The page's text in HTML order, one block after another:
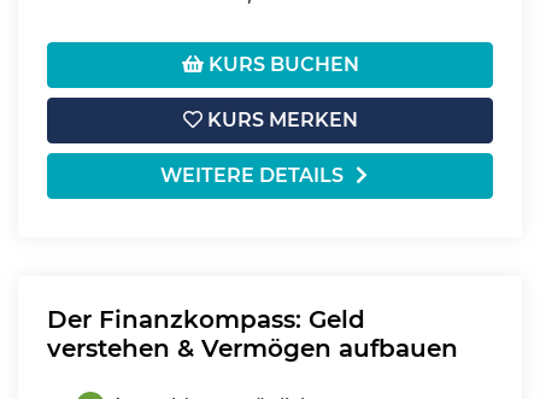
KURS BUCHEN
KURS MERKEN
WEITERE DETAILS
Der Finanzkompass: Geld
verstehen & Vermögen aufbauen